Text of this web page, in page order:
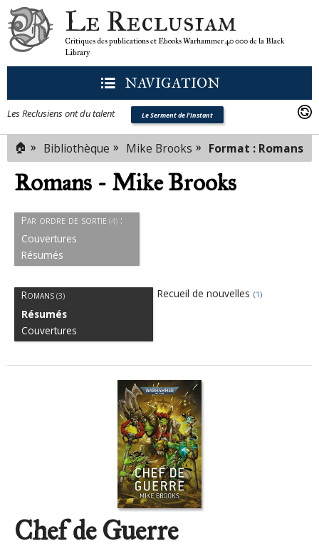
Le Reclusiam
Critiques des publications et Ebooks Warhammer 40 000 de la Black
Library
NAVIGATION
Les Reclusiens ont du talent Le Serment de l'Instant
🏠 » Bibliothèque » Mike Brooks » Format : Romans
Romans - Mike Brooks
Par ordre de sortie (4) :
Couvertures
Résumés
Romans (3)
Résumés
Couvertures
Recueil de nouvelles (1)
Chef de Guerre